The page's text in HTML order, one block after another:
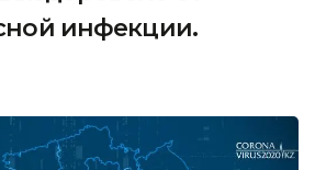
инфекции.